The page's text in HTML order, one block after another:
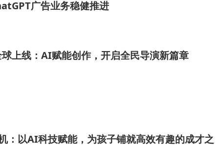
广告业务稳健推进
上线：AI赋能创作，开启全民导演新篇章
：以AI科技赋能，为孩子铺就高效有趣的成才之